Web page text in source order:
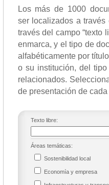
Los más de 1000
ser localizados a
través del campo “texto
enmarca, y el tipo de
alfabéticamente por
o su institución, del
relacionados.
de presentación de
Texto libre:
Áreas temáticas:
Sostenibilidad local
Economía y empresa